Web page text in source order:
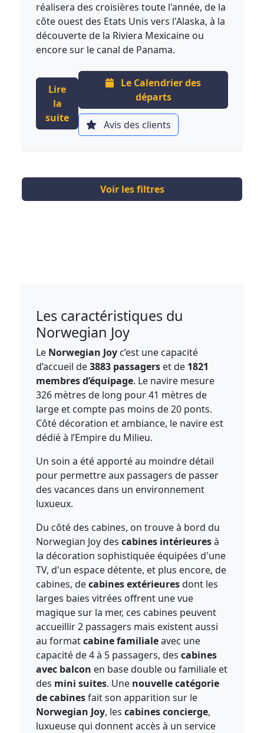
réalisera des croisières toute l'année, de la
côte ouest des Etats Unis vers l'Alaska, à la
découverte de la Riviera Mexicaine ou
encore sur le canal de Panama.
Lire
la
suite
Le Calendrier des
départs
Avis des clients
Voir les filtres
Les caractéristiques du
Norwegian Joy
Le Norwegian Joy c’est une capacité
d’accueil de3883 passagers et de 1821
membres d’équipage. Le navire mesure
326 mètres de long pour 41 mètres de
large et compte pas moins de 20 ponts.
Côté décoration et ambiance, le navire est
dédié à l’Empire du Milieu.
Un soin a été apporté au moindre détail
pour permettre aux passagers de passer
des vacances dans un environnement
luxueux.
Du côté des cabines, on trouve à bord du
Norwegian Joy descabines intérieuresà
la décoration sophistiquée équipées d'une
TV, d'un espace détente, et plus encore, de
cabines, decabines extérieuresdont les
larges baies vitrées offrent une vue
magique sur la mer, ces cabines peuvent
accueillir 2 passagers mais existent aussi
au formatcabine familialeavec une
capacité de 4 à 5 passagers, descabines
avec balcon en base double ou familiale et
des mini suites. Une nouvelle catégorie
de cabinesfait son apparition sur le
Norwegian Joy, lescabines concierge,
luxueuse qui donnent accès à un service